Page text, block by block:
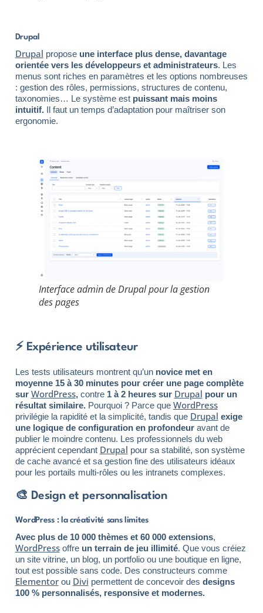
Drupal
Drupal propose une interface plus dense, davantage
orientée vers les développeurs et administrateurs. Les
menus sont riches en paramètres et les options nombreuses
: gestion des rôles, permissions, structures de contenu,
taxonomies… Le système est puissant mais moins
intuitif.Il faut un temps d’adaptation pour maîtriser son
ergonomie.
Interface admin de Drupal pour la gestion
des pages
⚡ Expérience utilisateur
Les tests utilisateurs montrent qu’un novice met en
moyenne 15 à 30 minutes pour créer une page complète
sur WordPress,contre 1 à 2 heures sur Drupal pour un
résultat similaire.Pourquoi ? Parce que WordPress
privilégie la rapidité et la simplicité, tandis que Drupal exige
une logique de configuration en profondeuravant de
publier le moindre contenu. Les professionnels du web
apprécient cependant Drupal pour sa stabilité, son système
de cache avancé et sa gestion fine des utilisateurs idéaux
pour les portails multi-rôles ou les intranets complexes.
🎨 Design et personnalisation
WordPress : la créativité sans limites
Avec plus de 10 000 thèmes et 60 000 extensions,
WordPressoffre un terrain de jeu illimité. Que vous créiez
un site vitrine, un blog, un portfolio ou une boutique en ligne,
tout est possible sans code. Des constructeurs comme
Elementorou Divi permettent de concevoir des designs
100 % personnalisés, responsive et modernes.